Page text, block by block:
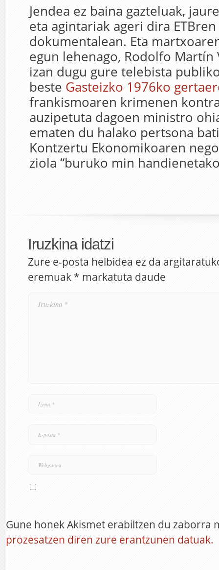
Jendea ez baina gazteluak,
eta agintariak ageri dira ETBren
dokumentalean. Eta
egun lehenago, Rodolfo Martín
izan dugu gure telebista
beste Gasteizko 1976ko
frankismoaren krimenen
auzipetuta dagoen ministro
ematen du halako pertsona
Kontzertu Ekonomikoaren
ziola “buruko min
Iruzkina idatzi
Zure e-posta helbidea ez da
eremuak * markatuta daude
Gune honek Akismet erabiltzen du zaborra
prozesatzen diren zure erantzunen datuak.